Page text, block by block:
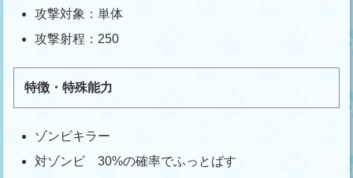
攻撃対象：単体
攻撃射程：250
特徴・特殊能力
ゾンビキラー
対ゾンビ 30%の確率でふっとばす